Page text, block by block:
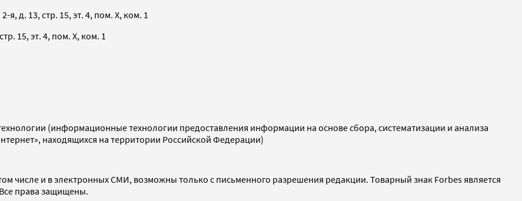
д. 13, стр. 15, эт. 4, пом. X, ком. 1
15, эт. 4, пом. X, ком. 1
(информационные технологии предоставления информации на основе сбора, систематизации и анализа
находящихся на территории Российской Федерации)
числе и в электронных СМИ, возможны только с письменного разрешения редакции. Товарный знак Forbes является
права защищены.